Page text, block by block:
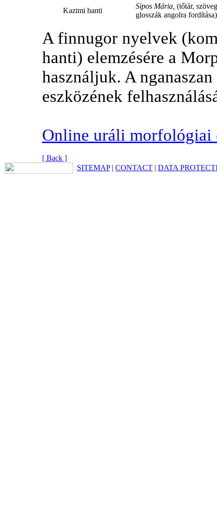
Kazimi hanti
Sipos Mária, (tőtár,
glosszák angolra fordítása)
A finnugor nyelvek
hanti) elemzésére a
használjuk. A
eszközének
Online uráli morfológiai
[ Back ]
SITEMAP| CONTACT | DATA